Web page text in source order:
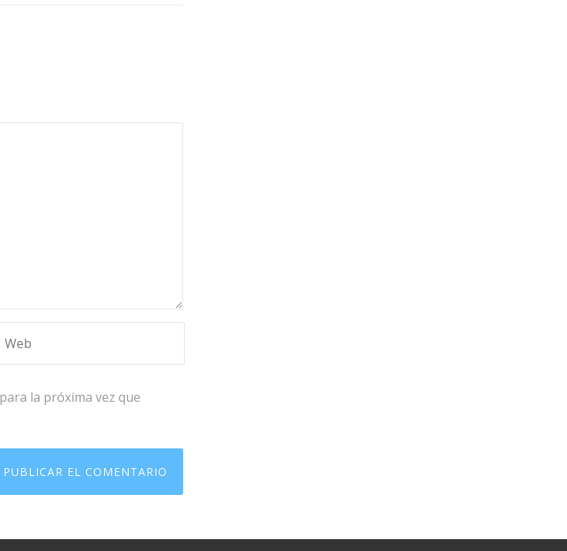
la próxima vez que